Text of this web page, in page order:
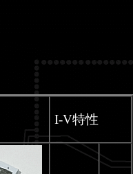
I-V特性